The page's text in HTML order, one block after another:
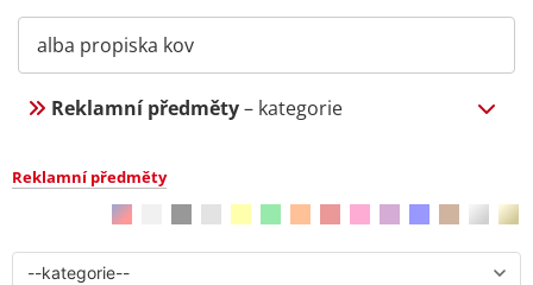
Reklamní předměty– kategorie
Reklamní předměty